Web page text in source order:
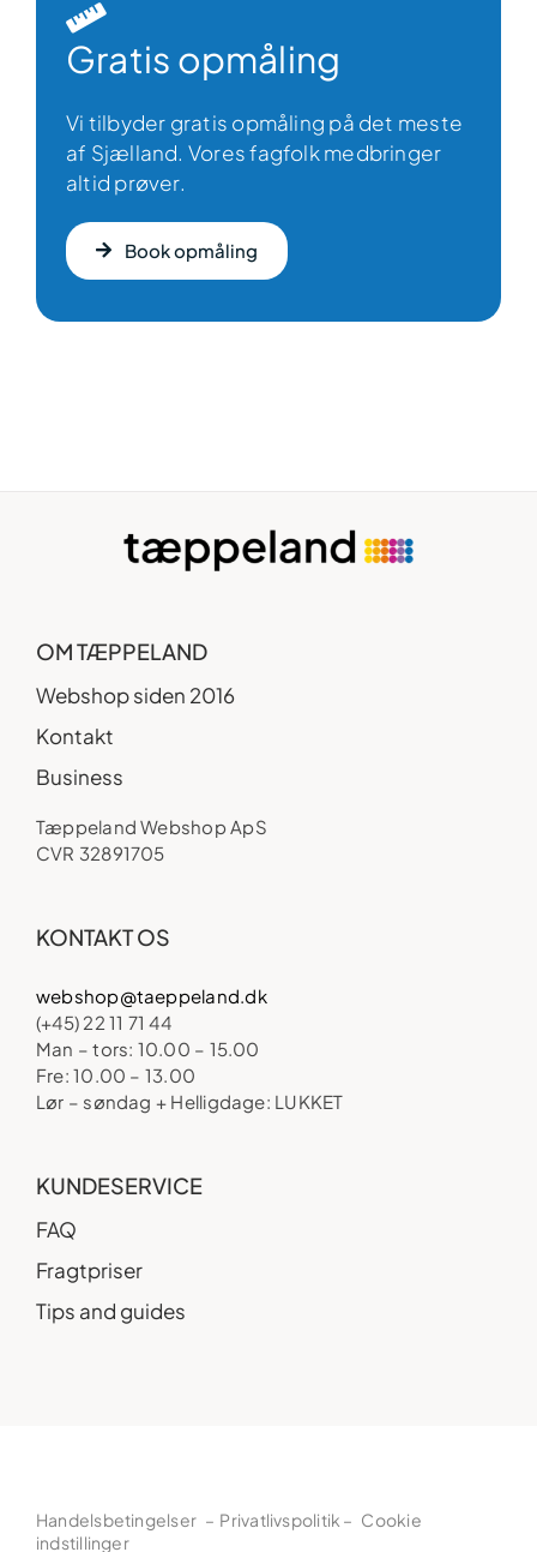
Gratis opmåling
Vi tilbyder gratis opmåling på det meste
af Sjælland. Vores fagfolk medbringer
altid prøver.
Book opmåling
OM TÆPPELAND
Webshop siden 2016
Kontakt
Business
Tæppeland Webshop ApS
CVR 32891705
KONTAKT OS
webshop@taeppeland.dk
(+45) 22 11 71 44
Man – tors: 10.00 – 15.00
Fre: 10.00 – 13.00
Lør – søndag + Helligdage: LUKKET
KUNDESERVICE
FAQ
Fragtpriser
Tips and guides
Handelsbetingelser – Privatlivspolitik – Cookie
indstillinger